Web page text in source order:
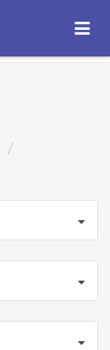
ОТКРЫТЬ
/